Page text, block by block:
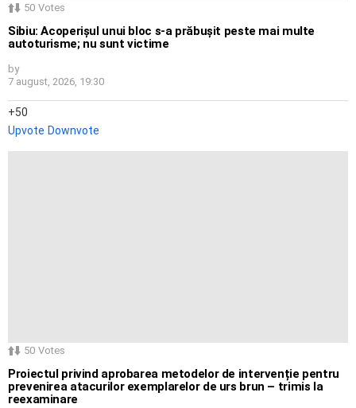
50 Votes
Sibiu: Acoperișul unui bloc s-a prăbușit peste mai multe
autoturisme; nu sunt victime
by
7 august, 2026, 19:30
50
Upvote Downvote
50 Votes
Proiectul privind aprobarea metodelor de intervenție pentru
prevenirea atacurilor exemplarelor de urs brun – trimis la
reexaminare